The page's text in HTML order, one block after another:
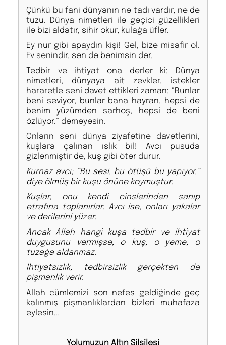
Çünkü bu fani dünyanın ne tadı vardır, ne de
tuzu. Dünya nimetleri ile geçici güzellikleri
ile bizi aldatır, sihir okur, kulağa üfler.
Ey nur gibi apaydın kişi! Gel, bize misafir ol.
Ev senindir, sen de benimsin der.
Tedbir ve ihtiyat ona derler ki: Dünya
nimetleri, dünyaya ait zevkler, istekler
hararetle seni davet ettikleri zaman; “Bunlar
beni seviyor, bunlar bana hayran, hepsi de
benim yüzümden sarhoş, hepsi de beni
özlüyor.” demeyesin.
Onların seni dünya ziyafetine davetlerini,
kuşlara çalınan ıslık bil! Avcı pusuda
gizlenmiştir de, kuş gibi öter durur.
Kurnaz avcı; “Bu sesi, bu ötüşü bu yapıyor.”
diye ölmüş bir kuşu önüne koymuştur.
Kuşlar, onu kendi cinslerinden sanıp
etrafına toplanırlar. Avcı ise, onları yakalar
ve derilerini yüzer.
Ancak Allah hangi kuşa tedbir ve ihtiyat
duygusunu vermişse, o kuş, o yeme, o
tuzağa aldanmaz.
İhtiyatsızlık, tedbirsizlik gerçekten de
pişmanlık verir.
Allah cümlemizi son nefes geldiğinde geç
kalınmış pişmanlıklardan bizleri muhafaza
eylesin…
Yolumuzun Altın Silsilesi